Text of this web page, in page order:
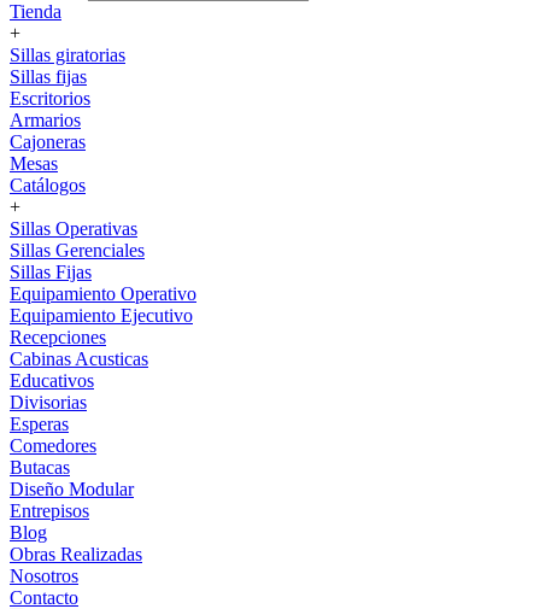
Tienda
+
Sillas giratorias
Sillas fijas
Escritorios
Armarios
Cajoneras
Mesas
Catálogos
+
Sillas Operativas
Sillas Gerenciales
Sillas Fijas
Equipamiento Operativo
Equipamiento Ejecutivo
Recepciones
Cabinas Acusticas
Educativos
Divisorias
Esperas
Comedores
Butacas
Diseño Modular
Entrepisos
Blog
Obras Realizadas
Nosotros
Contacto